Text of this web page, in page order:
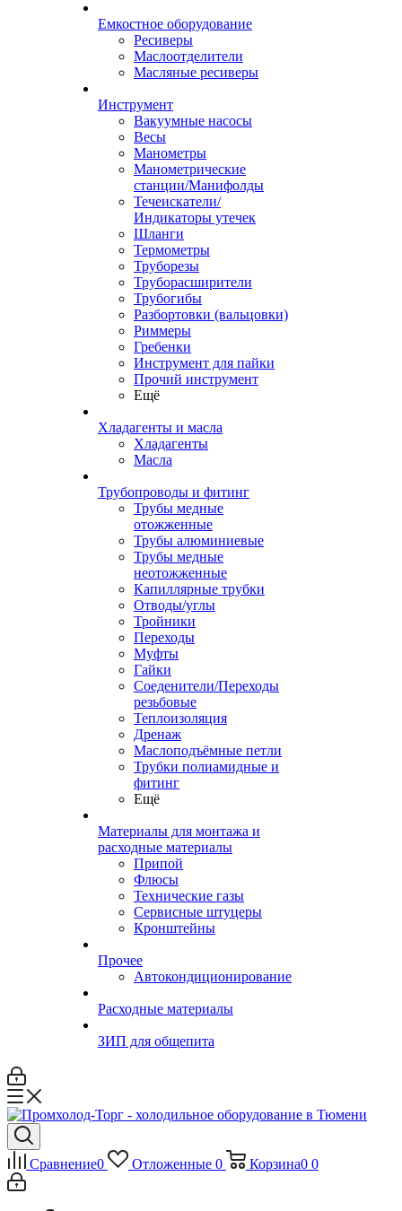
Емкостное оборудование
Ресиверы
Маслоотделители
Масляные ресиверы
Инструмент
Вакуумные насосы
Весы
Манометры
Манометрические
станции/Манифолды
Течеискатели/
Индикаторы утечек
Шланги
Термометры
Труборезы
Труборасширители
Трубогибы
Разбортовки (вальцовки)
Риммеры
Гребенки
Инструмент для пайки
Прочий инструмент
Ещё
Хладагенты и масла
Хладагенты
Масла
Трубопроводы и фитинг
Трубы медные
отожженные
Трубы алюминиевые
Трубы медные
неотожженные
Капиллярные трубки
Отводы/углы
Тройники
Переходы
Муфты
Гайки
Соеденители/Переходы
резьбовые
Теплоизоляция
Дренаж
Маслоподъёмные петли
Трубки полиамидные и
фитинг
Ещё
Материалы для монтажа и
расходные материалы
Припой
Флюсы
Технические газы
Сервисные штуцеры
Кронштейны
Прочее
Автокондиционирование
Расходные материалы
ЗИП для общепита
Сравнение0 Отложенные 0 Корзина0 0